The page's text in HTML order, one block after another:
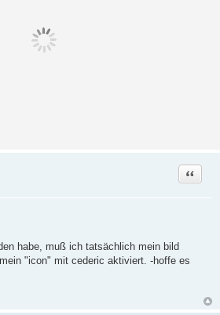
Zitat
habe, muß ich tatsächlich mein bild
"icon" mit cederic aktiviert. -hoffe es